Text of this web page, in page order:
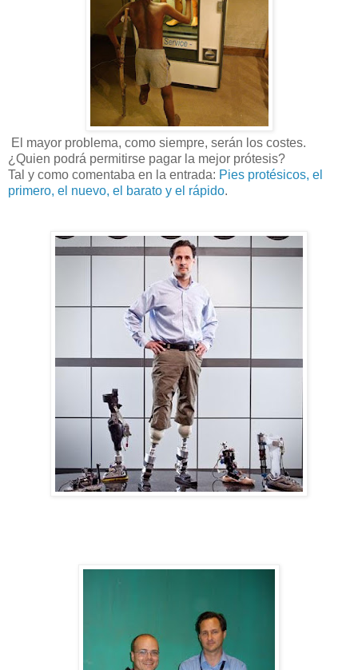
El mayor problema, como siempre, serán los costes.
¿Quien podrá permitirse pagar la mejor prótesis?
Tal y como comentaba en la entrada: Pies protésicos, el
primero, el nuevo, el barato y el rápido.